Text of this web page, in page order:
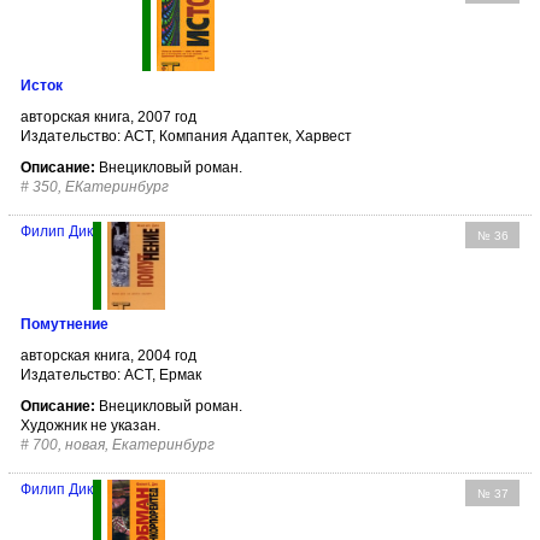
Исток
авторская книга, 2007 год
Издательство: АСТ, Компания Адаптек, Харвест
Описание: Внецикловый роман.
# 350, ЕКатеринбург
№ 36
Филип Дик
Помутнение
авторская книга, 2004 год
Издательство: АСТ, Ермак
Описание: Внецикловый роман.
Художник не указан.
# 700, новая, Екатеринбург
№ 37
Филип Дик